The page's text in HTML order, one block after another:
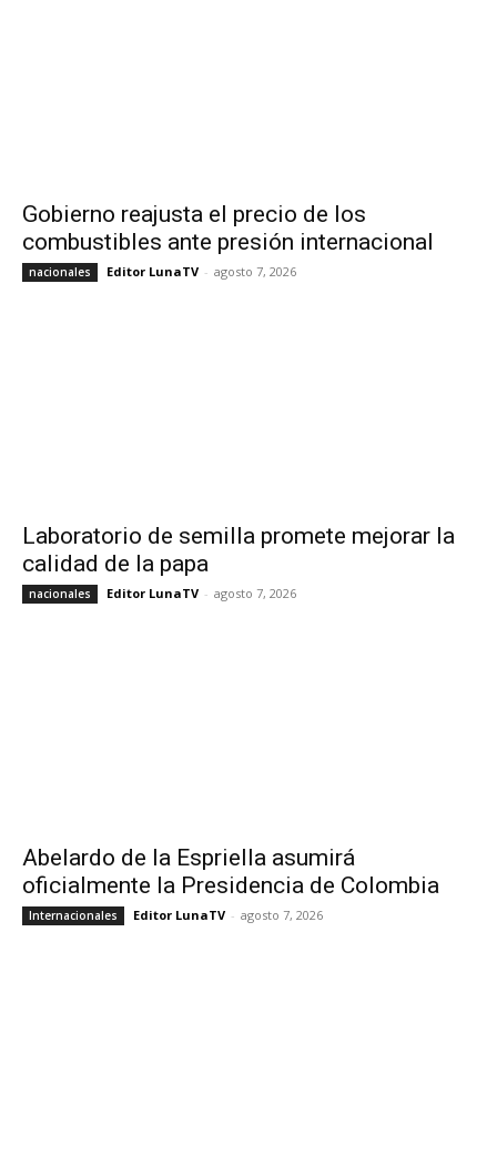
Gobierno reajusta el precio de los
combustibles ante presión internacional
nacionales Editor LunaTV - agosto 7, 2026
Laboratorio de semilla promete mejorar la
calidad de la papa
nacionales Editor LunaTV - agosto 7, 2026
Abelardo de la Espriella asumirá
oficialmente la Presidencia de Colombia
Internacionales Editor LunaTV - agosto 7, 2026